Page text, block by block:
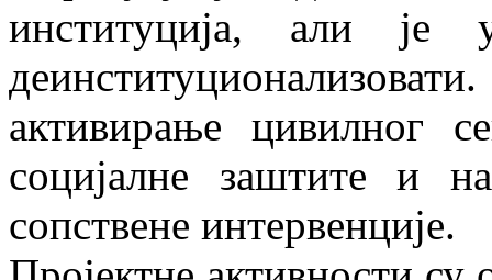
институција, али је
активирање цивилног
социјалне заштите и
сопствене интервенције.